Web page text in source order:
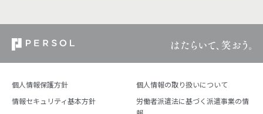
個人情報保護方針
個人情報の取り扱いについて
情報セキュリティ基本方針
労働者派遣法に基づく派遣事業の情